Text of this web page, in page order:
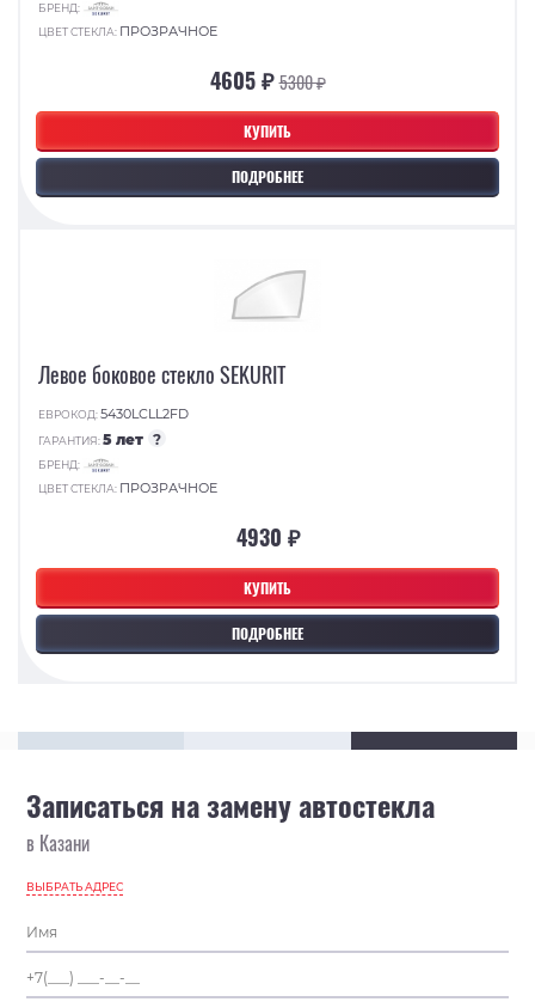
КУПИТЬ
ПОДРОБНЕЕ
БРЕНД:
ЦВЕТ СТЕКЛА: ПРОЗРАЧНОЕ
4605 ₽5300 ₽
КУПИТЬ
ПОДРОБНЕЕ
Левое боковое стекло SEKURIT
ЕВРОКОД:5430LCLL2FD
ГАРАНТИЯ:5 лет ?
БРЕНД:
ЦВЕТ СТЕКЛА: ПРОЗРАЧНОЕ
4930 ₽
Записаться на замену автостекла
в Казани
ВЫБРАТЬ АДРЕС